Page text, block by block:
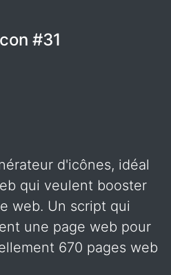
#31
qui veulent booster
web. Un script qui
une page web pour
670 pages web